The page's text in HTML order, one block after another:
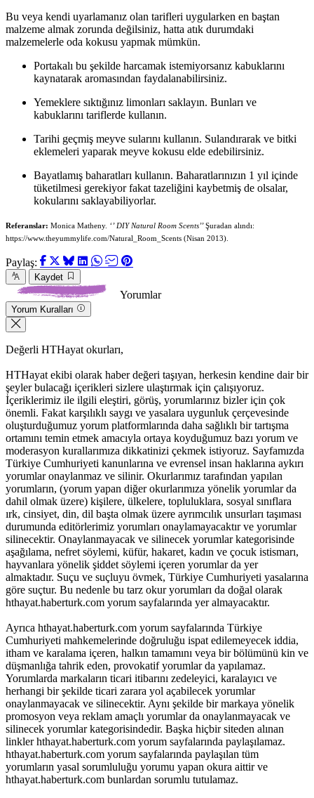
Bu veya kendi uyarlamanız olan tarifleri uygularken en baştan
malzeme almak zorunda değilsiniz, hatta atık durumdaki
malzemelerle oda kokusu yapmak mümkün.
Portakalı bu şekilde harcamak istemiyorsanız kabuklarını
kaynatarak aromasından faydalanabilirsiniz.
Yemeklere sıktığınız limonları saklayın. Bunları ve
kabuklarını tariflerde kullanın.
Tarihi geçmiş meyve sularını kullanın. Sulandırarak ve bitki
eklemeleri yaparak meyve kokusu elde edebilirsiniz.
Bayatlamış baharatları kullanın. Baharatlarınızın 1 yıl içinde
tüketilmesi gerekiyor fakat tazeliğini kaybetmiş de olsalar,
kokularını saklayabiliyorlar.
Referanslar: Monica Matheny. ‘’ DIY Natural Room Scents’’Şuradan alındı:
https://www.theyummylife.com/Natural_Room_Scents (Nisan 2013).
Paylaş:
Kaydet
Yorumlar
Yorum Kuralları
Değerli HTHayat okurları,
HTHayat ekibi olarak haber değeri taşıyan, herkesin kendine dair bir
şeyler bulacağı içerikleri sizlere ulaştırmak için çalışıyoruz.
İçeriklerimiz ile ilgili eleştiri, görüş, yorumlarınız bizler için çok
önemli. Fakat karşılıklı saygı ve yasalara uygunluk çerçevesinde
oluşturduğumuz yorum platformlarında daha sağlıklı bir tartışma
ortamını temin etmek amacıyla ortaya koyduğumuz bazı yorum ve
moderasyon kurallarımıza dikkatinizi çekmek istiyoruz. Sayfamızda
Türkiye Cumhuriyeti kanunlarına ve evrensel insan haklarına aykırı
yorumlar onaylanmaz ve silinir. Okurlarımız tarafından yapılan
yorumların, (yorum yapan diğer okurlarımıza yönelik yorumlar da
dahil olmak üzere) kişilere, ülkelere, topluluklara, sosyal sınıflara
ırk, cinsiyet, din, dil başta olmak üzere ayrımcılık unsurları taşıması
durumunda editörlerimiz yorumları onaylamayacaktır ve yorumlar
silinecektir. Onaylanmayacak ve silinecek yorumlar kategorisinde
aşağılama, nefret söylemi, küfür, hakaret, kadın ve çocuk istismarı,
hayvanlara yönelik şiddet söylemi içeren yorumlar da yer
almaktadır. Suçu ve suçluyu övmek, Türkiye Cumhuriyeti yasalarına
göre suçtur. Bu nedenle bu tarz okur yorumları da doğal olarak
hthayat.haberturk.com yorum sayfalarında yer almayacaktır.
Ayrıca hthayat.haberturk.com yorum sayfalarında Türkiye
Cumhuriyeti mahkemelerinde doğruluğu ispat edilemeyecek iddia,
itham ve karalama içeren, halkın tamamını veya bir bölümünü kin ve
düşmanlığa tahrik eden, provokatif yorumlar da yapılamaz.
Yorumlarda markaların ticari itibarını zedeleyici, karalayıcı ve
herhangi bir şekilde ticari zarara yol açabilecek yorumlar
onaylanmayacak ve silinecektir. Aynı şekilde bir markaya yönelik
promosyon veya reklam amaçlı yorumlar da onaylanmayacak ve
silinecek yorumlar kategorisindedir. Başka hiçbir siteden alınan
linkler hthayat.haberturk.com yorum sayfalarında paylaşılamaz.
hthayat.haberturk.com yorum sayfalarında paylaşılan tüm
yorumların yasal sorumluluğu yorumu yapan okura aittir ve
hthayat.haberturk.com bunlardan sorumlu tutulamaz.